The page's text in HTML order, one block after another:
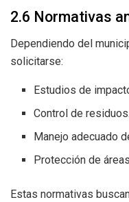
2.6 Normativas
Dependiendo del
solicitarse:
Estudios de
Control de residuos.
Manejo adecuado
Protección de
Estas normativas